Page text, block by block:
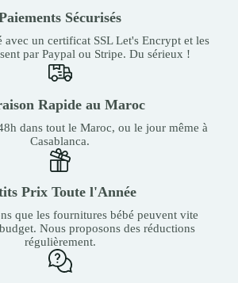
Sécurisés
avec un certificat SSL Let's Encrypt et les
par Paypal ou Stripe. Du sérieux !
Rapide au Maroc
dans tout le Maroc, ou le jour même à
Casablanca.
Prix Toute l'Année
que les fournitures bébé peuvent vite
Nous proposons des réductions
régulièrement.